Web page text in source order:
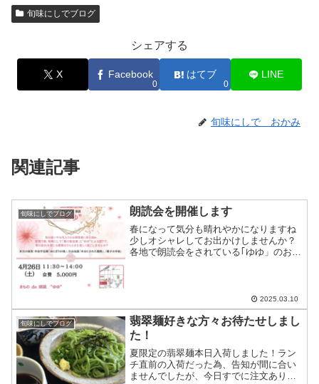
旬味にしでブログ
シェアする
X Facebook
0
はてブ
0
LINE
旬味にしで おかみ
関連記事
旬味にしでブログ 朗読会を開催します
春になって気分も晴れやかになりますね
少しオシャレしてお出かけしませんか？
各地で朗読会をされている｢ゆゆ」のお2
2025.03.10
旬味にしでブログ
翡翠麺好きな方々お待たせしまし
た！
夏限定の翡翠麺本日入荷しました！ラン
チ直前の入荷だった為、告知が間に合い
ませんでしたが、今日すでに注文ありま